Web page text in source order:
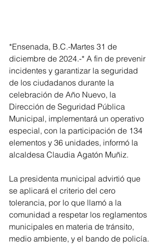
*Ensenada, B.C.-Martes 31 de
diciembre de 2024.-* A fin de prevenir
incidentes y garantizar la seguridad
de los ciudadanos durante la
celebración de Año Nuevo, la
Dirección de Seguridad Pública
Municipal, implementará un operativo
especial, con la participación de 134
elementos y 36 unidades, informó la
alcaldesa Claudia Agatón Muñiz.
La presidenta municipal advirtió que
se aplicará el criterio del cero
tolerancia, por lo que llamó a la
comunidad a respetar los reglamentos
municipales en materia de tránsito,
medio ambiente, y el bando de policía.